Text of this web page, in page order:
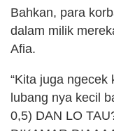
Bahkan, para
dalam milik
Afia.
“Kita juga ngecek
lubang nya kecil
0,5) DAN LO